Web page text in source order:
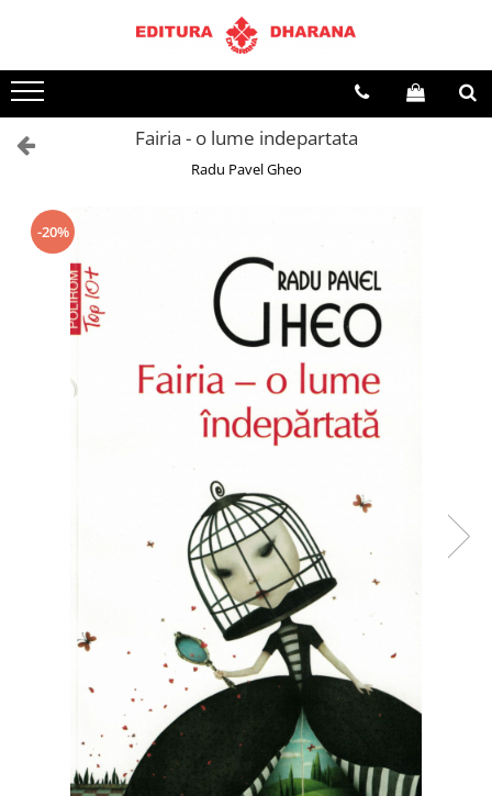
Terapii
Dietoterapie
Fairia - o lume indepartata
Radu Pavel Gheo
-20%